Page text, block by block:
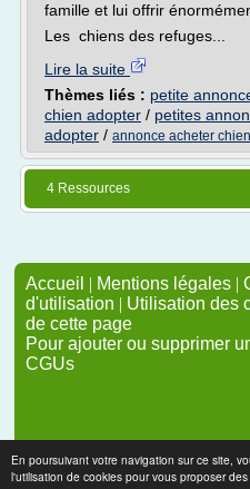
En poursuivant votre navigation sur ce site,
l'utilisation de cookies pour vous proposer
famille et lui offrir
Les chiens des refuges...
Lire la suite
Thèmes liés : petite
chien adopter / petites
adopter / annonce acheter chien
4 Ressources
Accueil | Mentions légales |
d'utilisation | Utilisation des
de cette page
Pour ajouter ou supprimer
CGUs